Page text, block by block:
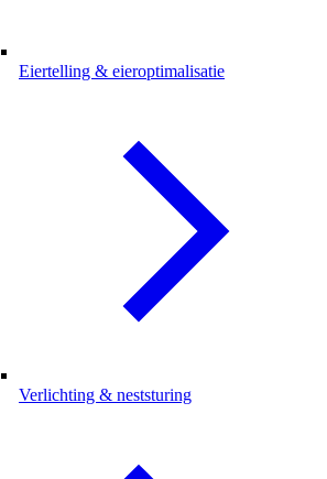
Eiertelling & eieroptimalisatie
Verlichting & neststuring